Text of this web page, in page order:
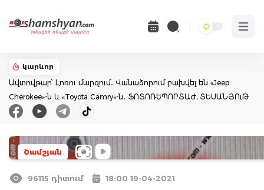
Open
կարևոր
Ավտովթար՝ Լոռու մարզում․ Վանաձորում բախվել են «Jeep
Cherokee»-ն և «Toyota Camry»-ն․ ՖՈՏՈՌԵՊՈՐՏԱԺ, ՏԵՍԱՆՅՈւԹ
Շամշյան
96115 դիտում 18:00 19-04-2021